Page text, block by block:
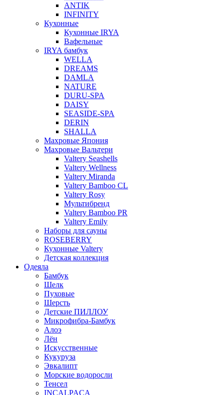
ANTIK
INFINITY
Кухонные
Кухонные IRYA
Вафельные
IRYA бамбук
WELLA
DREAMS
DAMLA
NATURE
DURU-SPA
DAISY
SEASIDE-SPA
DERIN
SHALLA
Махровые Япония
Махровые Вальтери
Valtery Seashells
Valtery Wellness
Valtery Miranda
Valtery Bamboo CL
Valtery Rosy
Мультибренд
Valtery Bamboo PR
Valtery Emily
Наборы для сауны
ROSEBERRY
Кухонные Valtery
Детская коллекция
Одеяла
Бамбук
Шелк
Пуховые
Шерсть
Детские ПИЛЛОУ
Микрофибра-Бамбук
Алоэ
Лён
Искусственные
Кукуруза
Эвкалипт
Морские водоросли
Тенсел
INCALPACA